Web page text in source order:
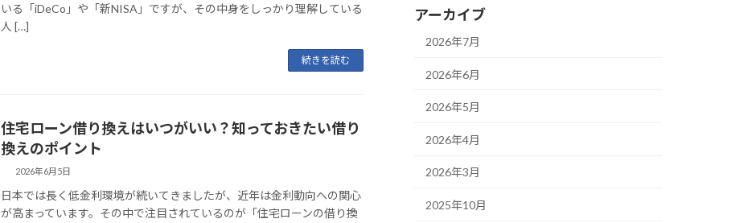
いる「iDeCo」や「新NISA」ですが、その中身をしっかり理解している
人 […]
続きを読む
住宅ローン借り換えはいつがいい？知っておきたい借り
換えのポイント
2026年6月5日
日本では長く低金利環境が続いてきましたが、近年は金利動向への関心
が高まっています。その中で注目されているのが「住宅ローンの借り換
アーカイブ
2026年7月
2026年6月
2026年5月
2026年4月
2026年3月
2025年10月